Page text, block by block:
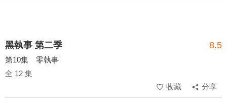
黑執事 第二季 8.5
第10集 零執事
全 12 集
收藏
分享